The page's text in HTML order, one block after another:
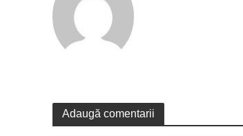
Adaugă comentarii